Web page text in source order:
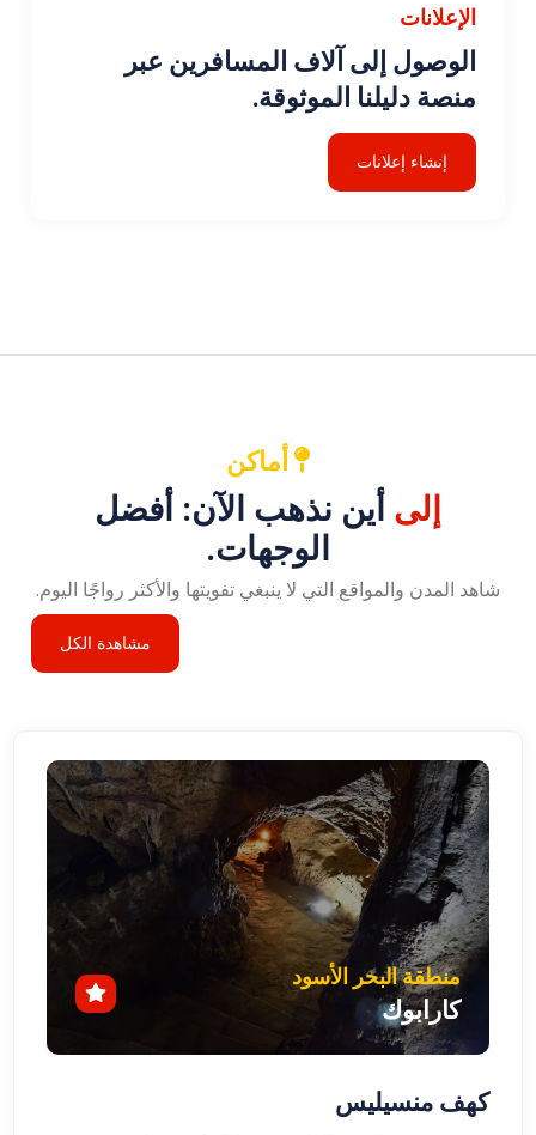
الإعلانات
الوصول إلى آلاف المسافرين عبر
منصة دليلنا الموثوقة.
إنشاء إعلانات
أماكن
إلى أين نذهب الآن: أفضل
الوجهات.
شاهد المدن والمواقع التي لا ينبغي تفويتها والأكثر رواجًا اليوم.
مشاهدة الكل
منطقة البحر الأسود
كارابوك
كهف منسيليس